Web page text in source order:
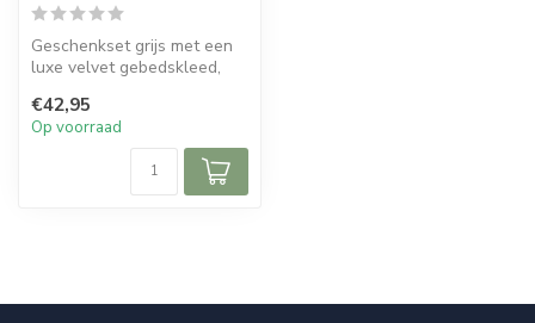
Geschenkset grijs met een
luxe velvet gebedskleed,
K...
€42,95
Op voorraad